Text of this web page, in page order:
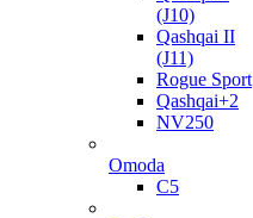
(J10)
Qashqai II
(J11)
Rogue Sport
Qashqai+2
NV250
Omoda
C5